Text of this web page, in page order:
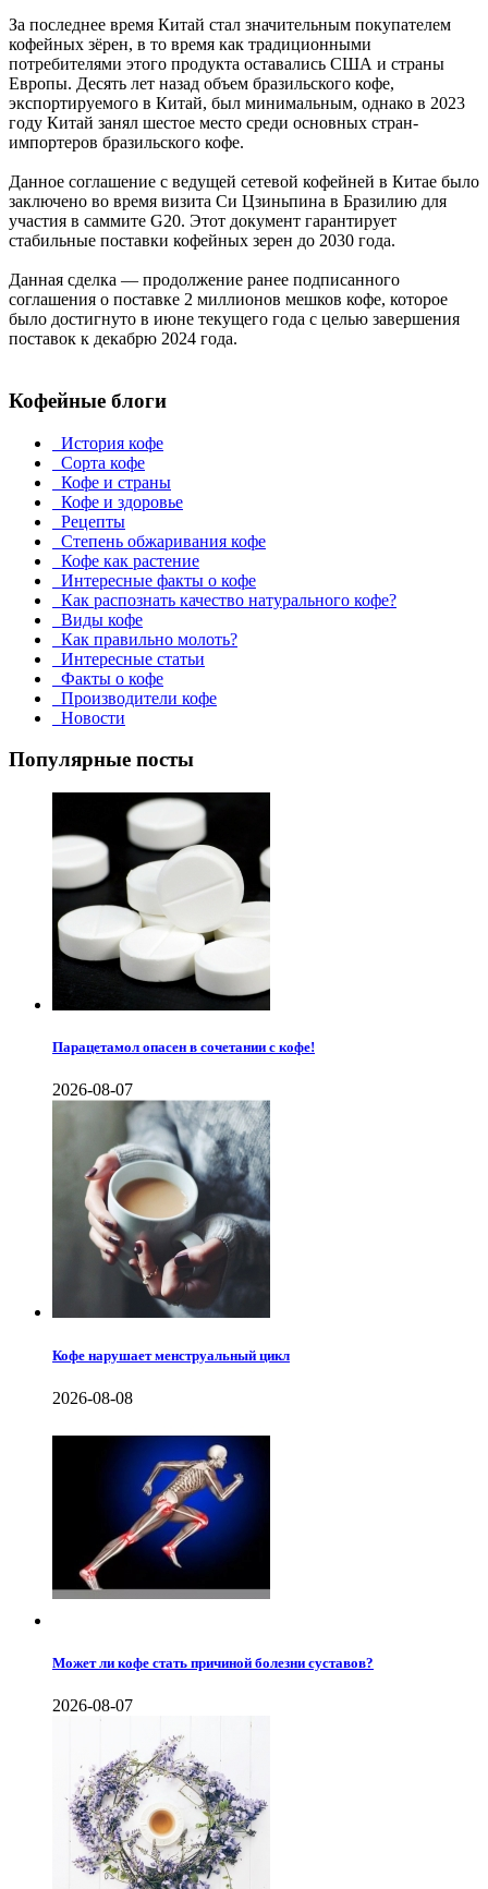
За последнее время Китай стал значительным покупателем
кофейных зёрен, в то время как традиционными
потребителями этого продукта оставались США и страны
Европы. Десять лет назад объем бразильского кофе,
экспортируемого в Китай, был минимальным, однако в 2023
году Китай занял шестое место среди основных стран-
импортеров бразильского кофе.
Данное соглашение с ведущей сетевой кофейней в Китае было
заключено во время визита Си Цзиньпина в Бразилию для
участия в саммите G20. Этот документ гарантирует
стабильные поставки кофейных зерен до 2030 года.
Данная сделка — продолжение ранее подписанного
соглашения о поставке 2 миллионов мешков кофе, которое
было достигнуто в июне текущего года с целью завершения
поставок к декабрю 2024 года.
Кофейные блоги
История кофе
Сорта кофе
Кофе и страны
Кофе и здоровье
Рецепты
Степень обжаривания кофе
Кофе как растение
Интересные факты о кофе
Как распознать качество натурального кофе?
Виды кофе
Как правильно молоть?
Интересные статьи
Факты о кофе
Производители кофе
Новости
Популярные посты
Парацетамол опасен в сочетании с кофе!
2026-08-07
Кофе нарушает менструальный цикл
2026-08-08
Может ли кофе стать причиной болезни суставов?
2026-08-07